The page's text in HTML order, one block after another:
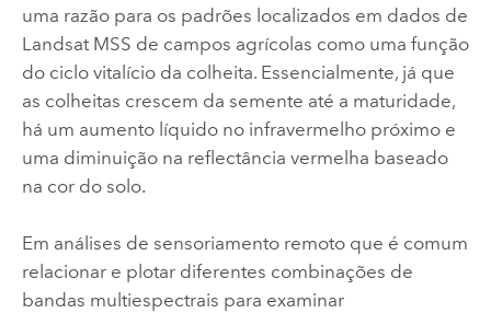
uma razão para os padrões localizados em dados de
Landsat MSS de campos agrícolas como uma função
do ciclo vitalício da colheita. Essencialmente, já que
as colheitas crescem da semente até a maturidade,
há um aumento líquido no infravermelho próximo e
uma diminuição na reflectância vermelha baseado
na cor do solo.
Em análises de sensoriamento remoto que é comum
relacionar e plotar diferentes combinações de
bandas multiespectrais para examinar